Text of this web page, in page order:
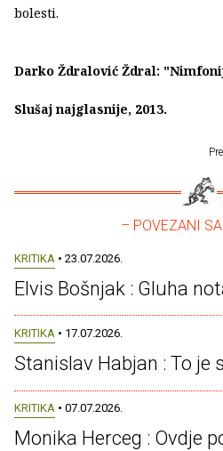
bolesti.
Darko Ždralović Ždral:
Slušaj najglasnije, 2013.
– POVEZANI
KRITIKA • 23.07.2026.
Elvis Bošnjak : Gluha
KRITIKA • 17.07.2026.
Stanislav Habjan : To je
KRITIKA • 07.07.2026.
Monika Herceg : Ovdje